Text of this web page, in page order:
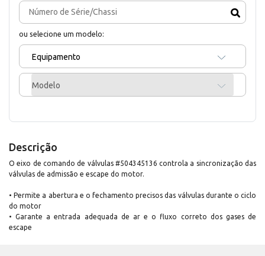
ou selecione um modelo:
Equipamento
Modelo
Descrição
O eixo de comando de válvulas #504345136 controla a sincronização das
válvulas de admissão e escape do motor.
• Permite a abertura e o fechamento precisos das válvulas durante o ciclo
do motor
• Garante a entrada adequada de ar e o fluxo correto dos gases de
escape